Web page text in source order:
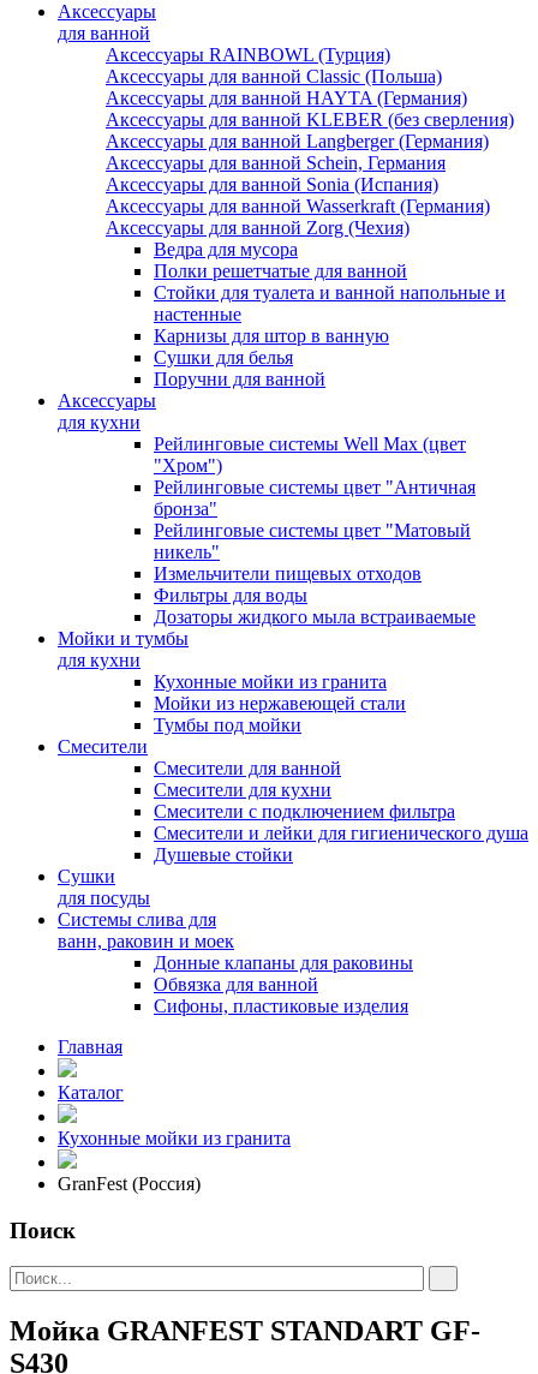
Аксессуары
для ванной
Аксессуары RAINBOWL (Турция)
Аксессуары для ванной Classic (Польша)
Аксессуары для ванной HAYTA (Германия)
Аксессуары для ванной KLEBER (без сверления)
Аксессуары для ванной Langberger (Германия)
Аксессуары для ванной Schein, Германия
Аксессуары для ванной Sonia (Испания)
Аксессуары для ванной Wasserkraft (Германия)
Аксессуары для ванной Zorg (Чехия)
Ведра для мусора
Полки решетчатые для ванной
Стойки для туалета и ванной напольные и
настенные
Карнизы для штор в ванную
Сушки для белья
Поручни для ванной
Аксессуары
для кухни
Рейлинговые системы Well Max (цвет
"Хром")
Рейлинговые системы цвет "Античная
бронза"
Рейлинговые системы цвет "Матовый
никель"
Измельчители пищевых отходов
Фильтры для воды
Дозаторы жидкого мыла встраиваемые
Мойки и тумбы
для кухни
Кухонные мойки из гранита
Мойки из нержавеющей стали
Тумбы под мойки
Смесители
Смесители для ванной
Смесители для кухни
Смесители с подключением фильтра
Cмесители и лейки для гигиенического душа
Душевые стойки
Сушки
для посуды
Системы слива для
ванн, раковин и моек
Донные клапаны для раковины
Обвязка для ванной
Сифоны, пластиковые изделия
Главная
Каталог
Кухонные мойки из гранита
GranFest (Россия)
Поиск
Мойка GRANFEST STANDART GF-
S430